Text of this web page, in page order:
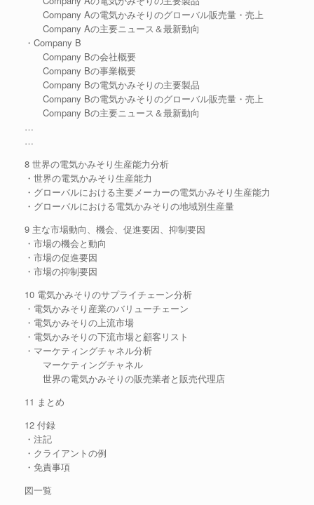
Company Aの電気かみそりのグローバル販売量・売上
Company Aの主要ニュース＆最新動向
・Company B
Company Bの会社概要
Company Bの事業概要
Company Bの電気かみそりの主要製品
Company Bの電気かみそりのグローバル販売量・売上
Company Bの主要ニュース＆最新動向
…
…
8 世界の電気かみそり生産能力分析
・世界の電気かみそり生産能力
・グローバルにおける主要メーカーの電気かみそり生産能力
・グローバルにおける電気かみそりの地域別生産量
9 主な市場動向、機会、促進要因、抑制要因
・市場の機会と動向
・市場の促進要因
・市場の抑制要因
10 電気かみそりのサプライチェーン分析
・電気かみそり産業のバリューチェーン
・電気かみそりの上流市場
・電気かみそりの下流市場と顧客リスト
・マーケティングチャネル分析
マーケティングチャネル
世界の電気かみそりの販売業者と販売代理店
11 まとめ
12 付録
・注記
・クライアントの例
・免責事項
図一覧